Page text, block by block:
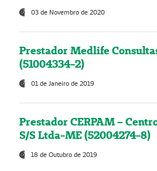
03 de Novembro de 2020
Prestador Medlife
(51004334-2)
01 de Janeiro de 2019
Prestador CERPAM –
S/S Ltda-ME (52004274-8)
18 de Outubro de 2019